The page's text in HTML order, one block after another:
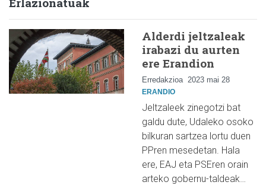
Alderdi jeltzaleak
irabazi du aurten
ere Erandion
Erredakzioa 2023 mai 28
ERANDIO
Jeltzaleek zinegotzi bat
galdu dute, Udaleko osoko
bilkuran sartzea lortu duen
PPren mesedetan. Hala
ere, EAJ eta PSEren orain
arteko gobernu-taldeak…